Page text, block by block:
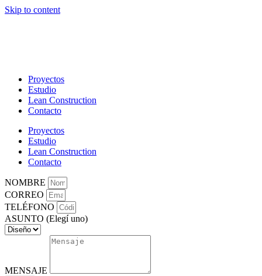
Skip to content
Proyectos
Estudio
Lean Construction
Contacto
Proyectos
Estudio
Lean Construction
Contacto
NOMBRE
CORREO
TELÉFONO
ASUNTO (Elegí uno)
MENSAJE